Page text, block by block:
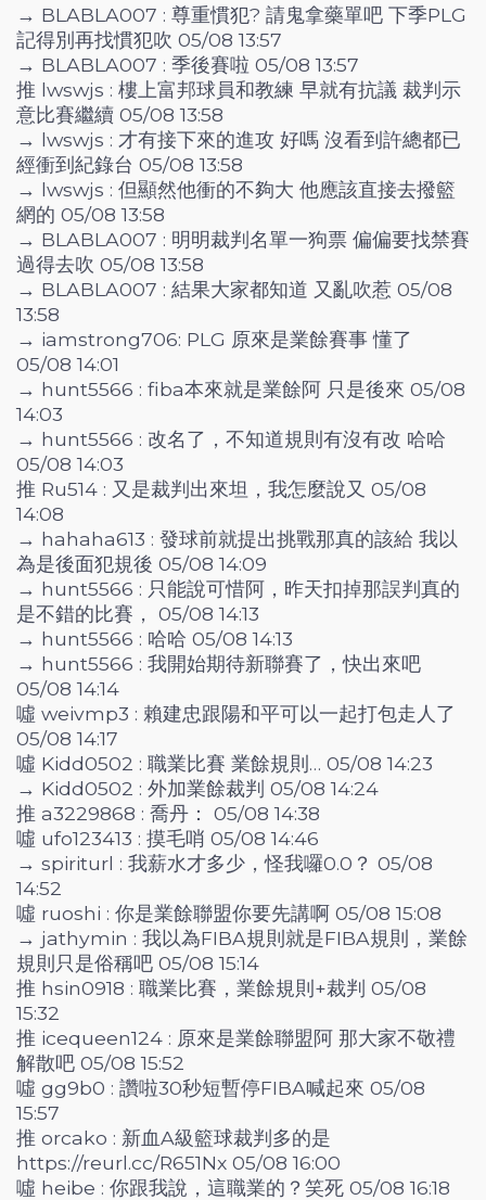
→ BLABLA007 : 尊重慣犯? 請鬼拿藥單吧 下季PLG
記得別再找慣犯吹 05/08 13:57
→ BLABLA007 : 季後賽啦 05/08 13:57
推 lwswjs : 樓上富邦球員和教練 早就有抗議 裁判示
意比賽繼續 05/08 13:58
→ lwswjs : 才有接下來的進攻 好嗎 沒看到許總都已
經衝到紀錄台 05/08 13:58
→ lwswjs : 但顯然他衝的不夠大 他應該直接去撥籃
網的 05/08 13:58
→ BLABLA007 : 明明裁判名單一狗票 偏偏要找禁賽
過得去吹 05/08 13:58
→ BLABLA007 : 結果大家都知道 又亂吹惹 05/08
13:58
→ iamstrong706: PLG 原來是業餘賽事 懂了
05/08 14:01
→ hunt5566 : fiba本來就是業餘阿 只是後來 05/08
14:03
→ hunt5566 : 改名了，不知道規則有沒有改 哈哈
05/08 14:03
推 Ru514 : 又是裁判出來坦，我怎麼說又 05/08
14:08
→ hahaha613 : 發球前就提出挑戰那真的該給 我以
為是後面犯規後 05/08 14:09
→ hunt5566 : 只能說可惜阿，昨天扣掉那誤判真的
是不錯的比賽， 05/08 14:13
→ hunt5566 : 哈哈 05/08 14:13
→ hunt5566 : 我開始期待新聯賽了，快出來吧
05/08 14:14
噓 weivmp3 : 賴建忠跟陽和平可以一起打包走人了
05/08 14:17
噓 Kidd0502 : 職業比賽 業餘規則… 05/08 14:23
→ Kidd0502 : 外加業餘裁判 05/08 14:24
推 a3229868 : 喬丹： 05/08 14:38
噓 ufo123413 : 摸毛哨 05/08 14:46
→ spiriturl : 我薪水才多少，怪我囉0.0？ 05/08
14:52
噓 ruoshi : 你是業餘聯盟你要先講啊 05/08 15:08
→ jathymin : 我以為FIBA規則就是FIBA規則，業餘
規則只是俗稱吧 05/08 15:14
推 hsin0918 : 職業比賽，業餘規則+裁判 05/08
15:32
推 icequeen124 : 原來是業餘聯盟阿 那大家不敬禮
解散吧 05/08 15:52
噓 gg9b0 : 讚啦30秒短暫停FIBA喊起來 05/08
15:57
推 orcako : 新血A級籃球裁判多的是
https://reurl.cc/R651Nx 05/08 16:00
噓 heibe : 你跟我說，這職業的？笑死 05/08 16:18